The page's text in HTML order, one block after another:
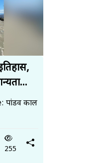
पांडव काल
255